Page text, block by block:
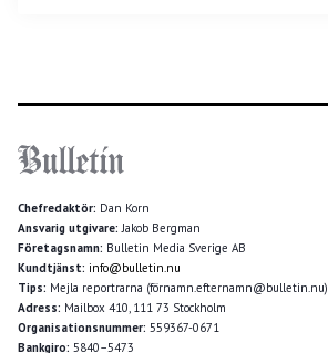
Chefredaktör: Dan Korn
Ansvarig utgivare:Jakob Bergman
Företagsnamn: Bulletin Media Sverige AB
Kundtjänst: info@bulletin.nu
Tips: Mejla reportrarna (förnamn.efternamn@bulletin.nu)
Adress: Mailbox 410, 111 73 Stockholm
Organisationsnummer: 559367-0671
Bankgiro: 5840–5473